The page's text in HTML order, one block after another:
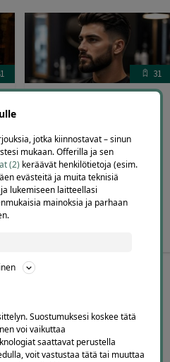
31
Miesten parturileikkaus
Espoo, Perkkaa
Legend Fade Perkkaa, Espoo
jotka kiinnostavat – sinun
mukaan. Offerilla ja sen
(2) keräävät henkilötietoja (esim.
evästeitä ja muita teknisiä
lukemiseen laitteellasi
mainoksia ja parhaan
Suostumuksesi koskee tätä
voi vaikuttaa
saattavat perustella
voit vastustaa tätä tai muuttaa